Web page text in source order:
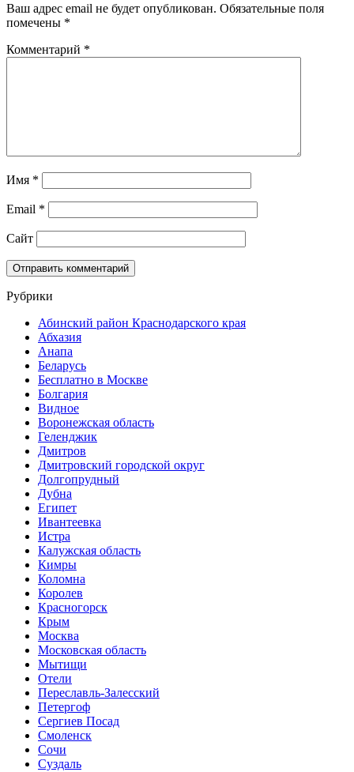
Ваш адрес email не будет опубликован. Обязательные поля
помечены *
Комментарий *
Имя *
Email *
Сайт
Рубрики
Абинский район Краснодарского края
Абхазия
Анапа
Беларусь
Бесплатно в Москве
Болгария
Видное
Воронежская область
Геленджик
Дмитров
Дмитровский городской округ
Долгопрудный
Дубна
Египет
Ивантеевка
Истра
Калужская область
Кимры
Коломна
Королев
Красногорск
Крым
Москва
Московская область
Мытищи
Отели
Переславль-Залесский
Петергоф
Сергиев Посад
Смоленск
Сочи
Суздаль